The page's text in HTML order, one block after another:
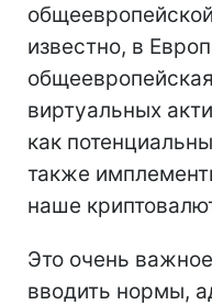
известно, в
виртуальных
как
также
наше
Это очень
вводить нормы,